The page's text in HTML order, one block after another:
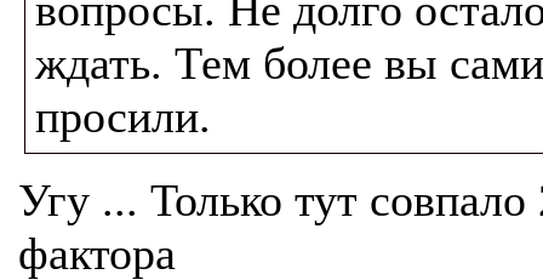
ждать. Тем более вы
просили.
Угу ... Только тут совпало
фактора